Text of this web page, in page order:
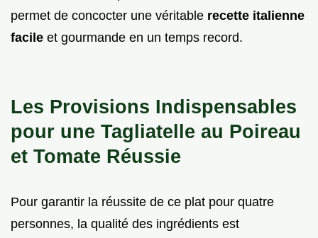
permet de concocter une véritable recette italienne
facile et gourmande en un temps record.
Les Provisions Indispensables
pour une Tagliatelle au Poireau
et Tomate Réussie
Pour garantir la réussite de ce plat pour quatre
personnes, la qualité des ingrédients est